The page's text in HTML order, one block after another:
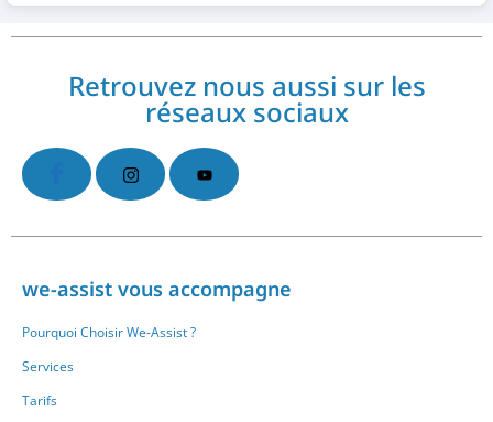
Retrouvez nous aussi sur les
réseaux sociaux
we-assist vous accompagne
Pourquoi Choisir We-Assist ?
Services
Tarifs